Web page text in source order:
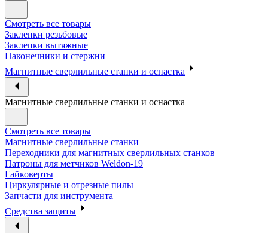
Смотреть все товары
Заклепки резьбовые
Заклепки вытяжные
Наконечники и стержни
Магнитные сверлильные станки и оснастка
Магнитные сверлильные станки и оснастка
Смотреть все товары
Магнитные сверлильные станки
Переходники для магнитных сверлильных станков
Патроны для метчиков Weldon-19
Гайковерты
Циркулярные и отрезные пилы
Запчасти для инструмента
Средства защиты